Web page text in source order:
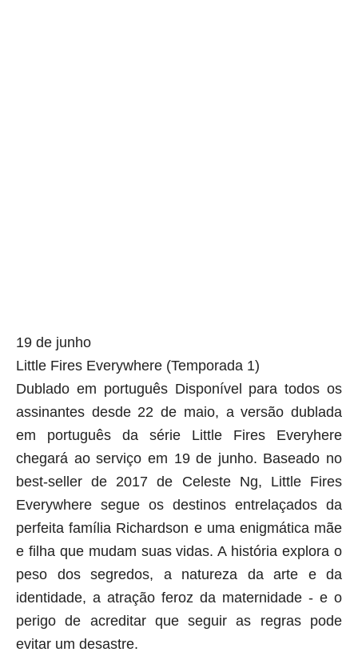
19 de junho
Little Fires Everywhere (Temporada 1)
Dublado em português Disponível para todos os
assinantes desde 22 de maio, a versão dublada
em português da série Little Fires Everyhere
chegará ao serviço em 19 de junho. Baseado no
best-seller de 2017 de Celeste Ng, Little Fires
Everywhere segue os destinos entrelaçados da
perfeita família Richardson e uma enigmática mãe
e filha que mudam suas vidas. A história explora o
peso dos segredos, a natureza da arte e da
identidade, a atração feroz da maternidade - e o
perigo de acreditar que seguir as regras pode
evitar um desastre.